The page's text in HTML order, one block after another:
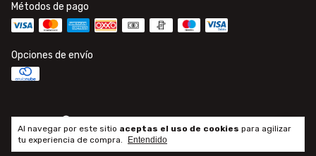
Al navegar por este sitio aceptas el uso de cookies para agilizar
tu experiencia de compra.
Entendido
Métodos de pago
Opciones de envío
Copyright HTmicro.mx - 2026. Todos los derechos reservados.